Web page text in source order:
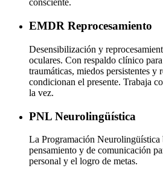
consciente.
EMDR Reprocesamiento
Desensibilización y
oculares. Con respaldo clínico
traumáticas, miedos persistentes y
condicionan el presente. Trabaja
la vez.
PNL Neurolingüística
La Programación Neurolingüística
pensamiento y de comunicación
personal y el logro de metas.